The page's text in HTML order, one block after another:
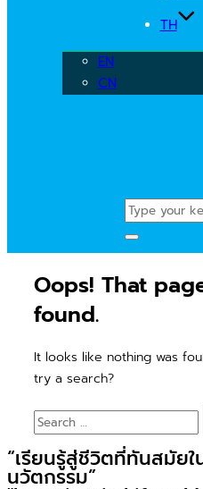
TH
EN
CN
Search
for:
Toggle
&
navigation
Oops! That
found.
It looks like nothing was
try a search?
Search
for:
“เรียนรู้สู่ชีวิตที่ทันสมัยใ
นวัตกรรม”